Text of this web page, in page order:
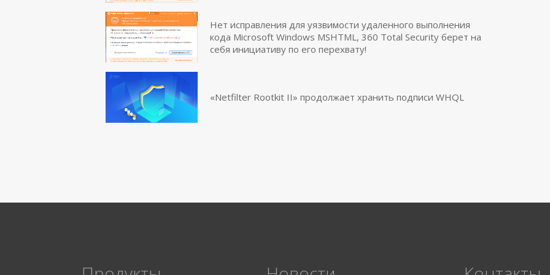
Нет исправления для уязвимости удаленного выполнения
кода Microsoft Windows MSHTML, 360 Total Security берет на
себя инициативу по его перехвату!
«Netfilter Rootkit II» продолжает хранить подписи WHQL